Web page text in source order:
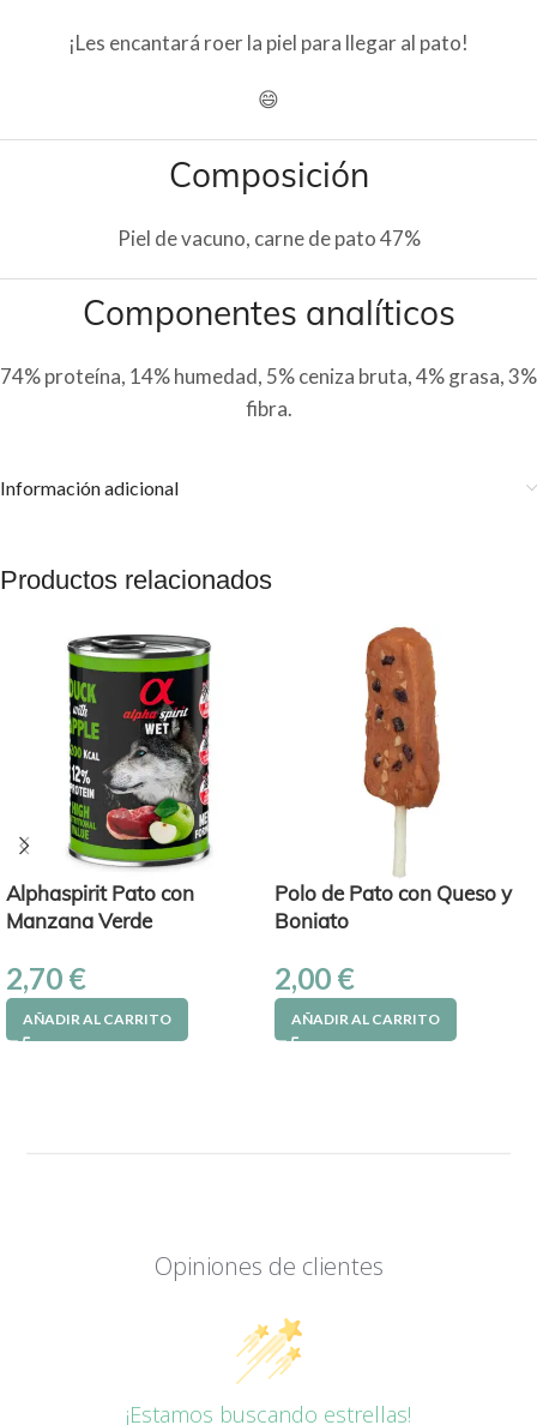
¡Les encantará roer la piel para llegar al pato!
😄
Composición
Piel de vacuno, carne de pato 47%
Componentes analíticos
74% proteína, 14% humedad, 5% ceniza bruta, 4% grasa, 3%
fibra.
Información adicional
Productos relacionados
Alphaspirit Pato con
Manzana Verde
2,70 €
AÑADIR AL CARRITO
Polo de Pato con Queso y
Boniato
2,00 €
AÑADIR AL CARRITO
Opiniones de clientes
¡Estamos buscando estrellas!